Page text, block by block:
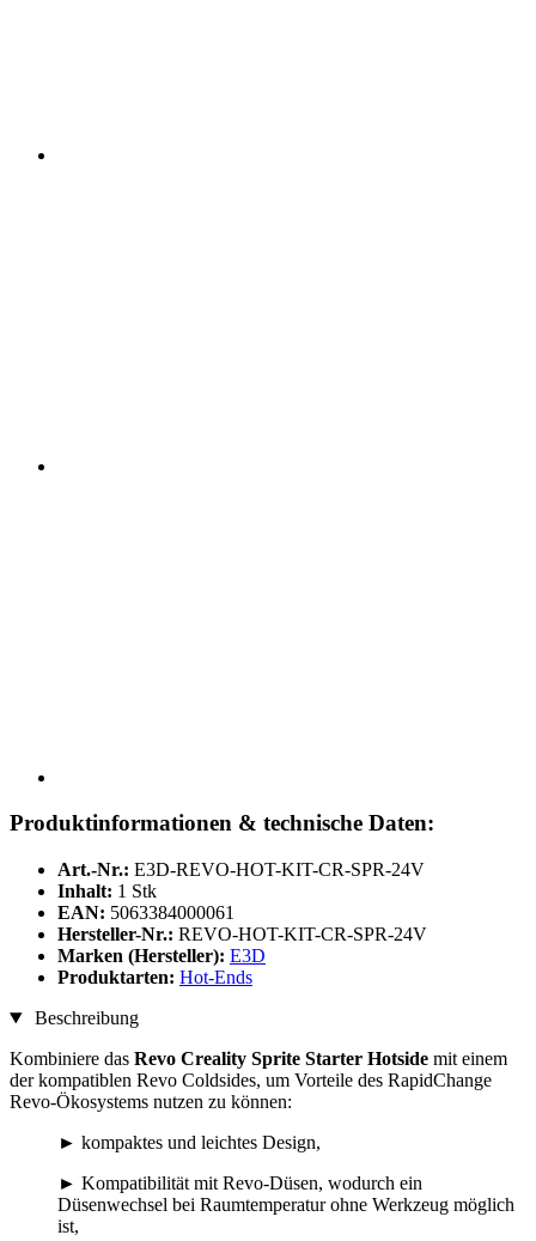
Produktinformationen & technische Daten:
Art.-Nr.: E3D-REVO-HOT-KIT-CR-SPR-24V
Inhalt: 1 Stk
EAN: 5063384000061
Hersteller-Nr.: REVO-HOT-KIT-CR-SPR-24V
Marken (Hersteller): E3D
Produktarten: Hot-Ends
Beschreibung
Kombiniere das Revo Creality Sprite Starter Hotside mit einem
der kompatiblen Revo Coldsides, um Vorteile des RapidChange
Revo-Ökosystems nutzen zu können:
► kompaktes und leichtes Design,
► Kompatibilität mit Revo-Düsen, wodurch ein
Düsenwechsel bei Raumtemperatur ohne Werkzeug möglich
ist,